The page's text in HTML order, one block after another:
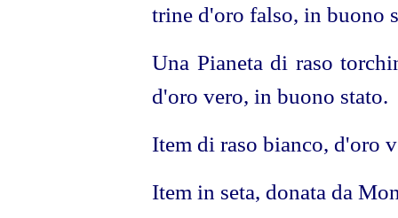
trine d'oro falso, in buono
Una Pianeta di raso
d'oro vero, in buono stato.
Item di raso bianco, d'oro
Item in seta, donata da